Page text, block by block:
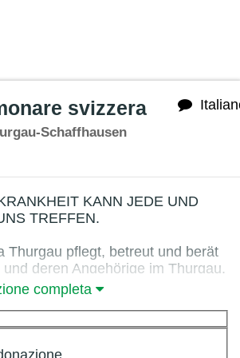
svizzera
Schaffhausen
KANN JEDE UND
TREFFEN.
Thurgau pflegt, betreut und berät
deren Angehörige im Thurgau.
uns mit Präventionsprojekten und
Angebot an Kursen für
completa